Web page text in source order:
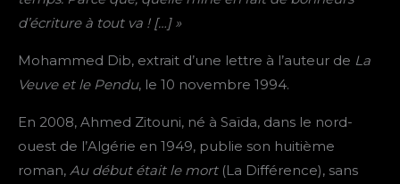
d’écriture à tout va ! […] »
Mohammed Dib, extrait d’une lettre à l’auteur de La
Veuve et le Pendu, le 10 novembre 1994.
En 2008, Ahmed Zitouni, né à Saïda, dans le nord-
ouest de l’Algérie en 1949, publie son huitième
roman, Au début était le mort (La Différence), sans